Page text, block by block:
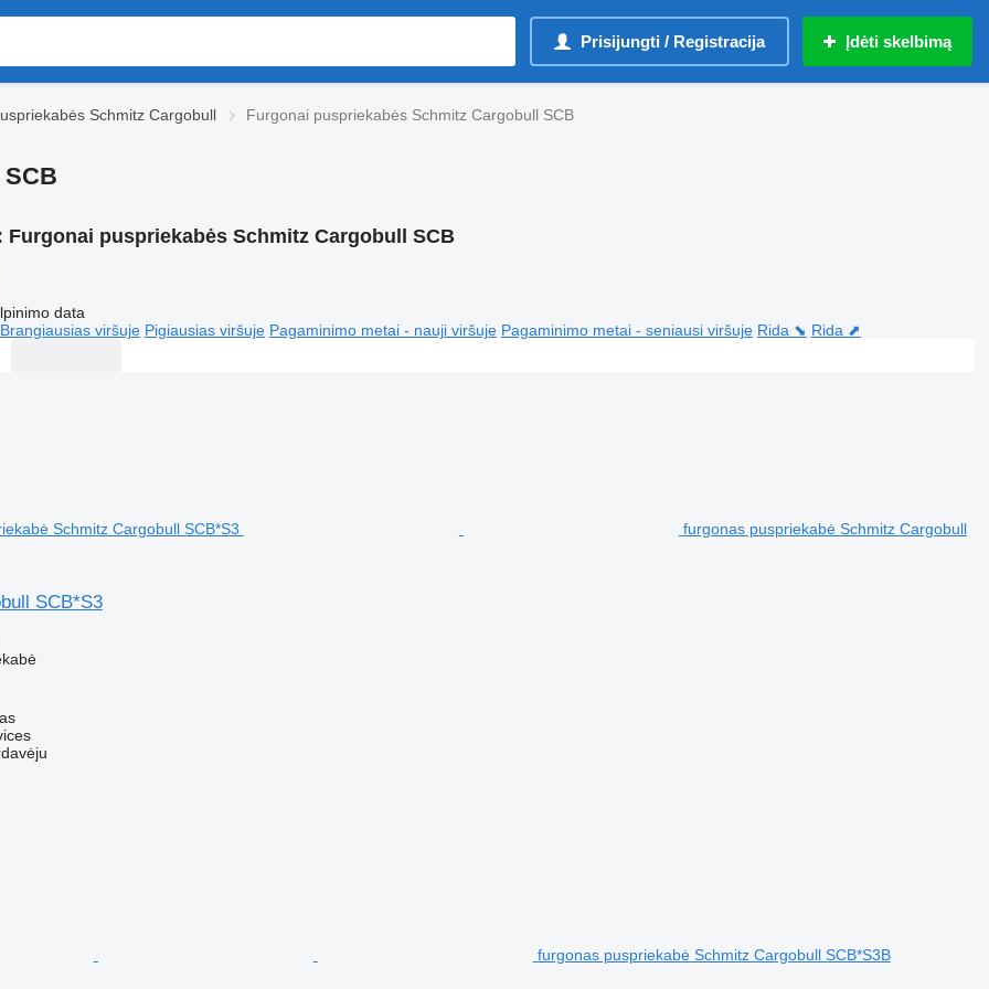
Prisijungti / Registracija Įdėti skelbimą
Schmitz Cargobull Furgonai puspriekabės Schmitz Cargobull SCB
Furgonai puspriekabės Schmitz Cargobull SCB
data
Brangiausias viršuje Pigiausias viršuje Pagaminimo metai - nauji viršuje Pagaminimo metai - seniausi viršuje Rida ⬊ Rida ⬈
furgonas puspriekabė Schmitz Cargobull
SCB*S3
furgonas puspriekabė Schmitz Cargobull SCB*S3B